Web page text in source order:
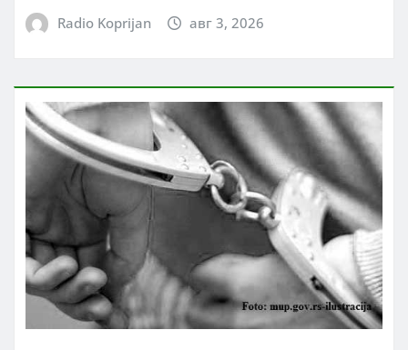
Radio Koprijan авг 3, 2026